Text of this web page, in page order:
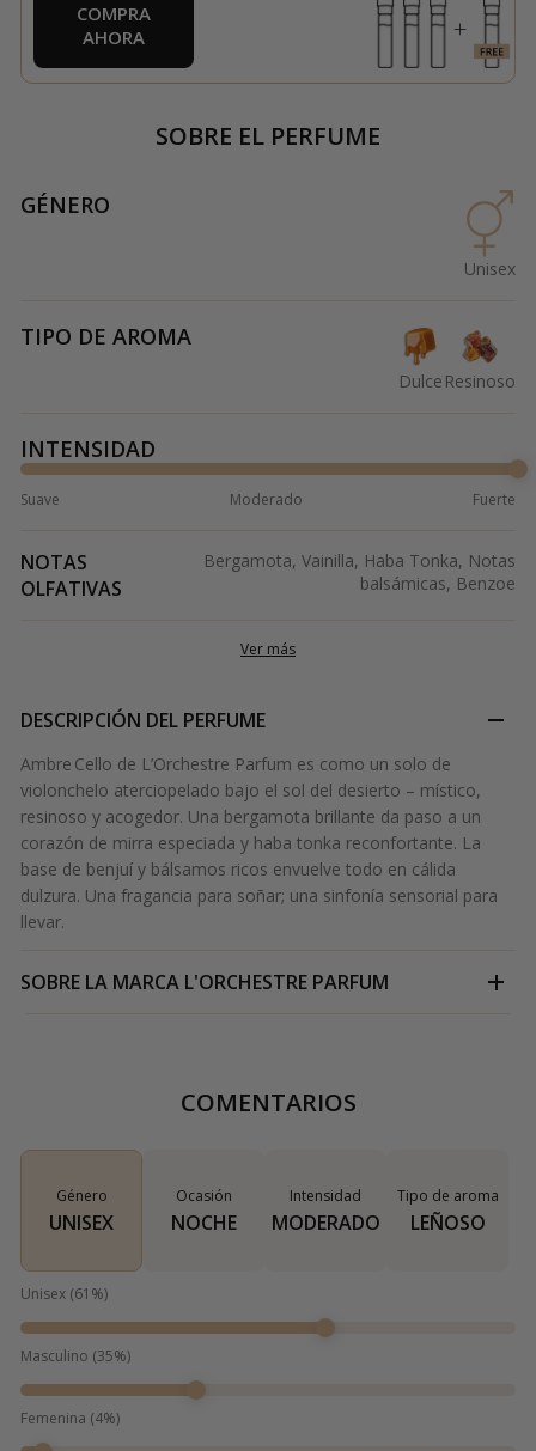
COMPRA
AHORA
SOBRE EL PERFUME
GÉNERO
Unisex
TIPO DE AROMA
Dulce Resinoso
INTENSIDAD
Suave Moderado Fuerte
NOTAS
OLFATIVAS
Bergamota, Vainilla, Haba Tonka, Notas
balsámicas, Benzoe
Ver más
DESCRIPCIÓN DEL PERFUME
Ambre Cello de L’Orchestre Parfum es como un solo de
violonchelo aterciopelado bajo el sol del desierto – místico,
resinoso y acogedor. Una bergamota brillante da paso a un
corazón de mirra especiada y haba tonka reconfortante. La
base de benjuí y bálsamos ricos envuelve todo en cálida
dulzura. Una fragancia para soñar; una sinfonía sensorial para
llevar.
SOBRE LA MARCA L'ORCHESTRE PARFUM
COMENTARIOS
Género
UNISEX
Ocasión
NOCHE
Intensidad
MODERADO
Tipo de aroma
LEÑOSO
Unisex (61 %)
Masculino (35%)
Femenina (4%)